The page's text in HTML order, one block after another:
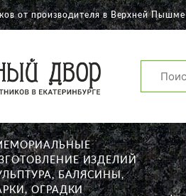
КОМПАНИИ
РАБОТЫ
от производителя в Верхней Пышме
ИЗДЕЛИЙ
БАЛЯСИНЫ,
ОГРАДКИ